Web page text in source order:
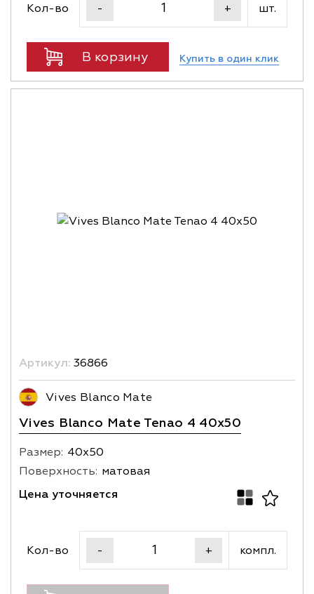
Кол-во - + шт.
В корзину Купить в один клик
Артикул: 36866
Vives Blanco Mate
Vives Blanco Mate Tenao 4 40x50
Размер: 40х50
Поверхность: матовая
Цена уточняется
Кол-во - + компл.